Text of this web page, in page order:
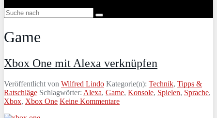
Game
Xbox One mit Alexa verknüpfen
Veröffentlicht von Wilfred Lindo Kategorie(n): Technik, Tipps &
Ratschläge Schlagwörter: Alexa, Game, Konsole, Spielen, Sprache,
Xbox, Xbox One Keine Kommentare